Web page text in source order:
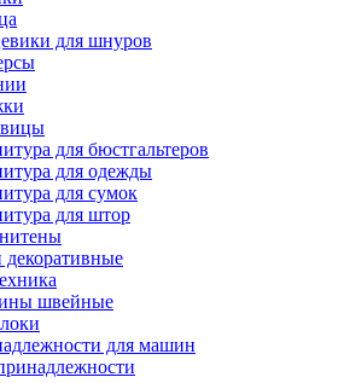
для шнуров
для бюстгальтеров
для одежды
для сумок
для штор
швейные
для машин